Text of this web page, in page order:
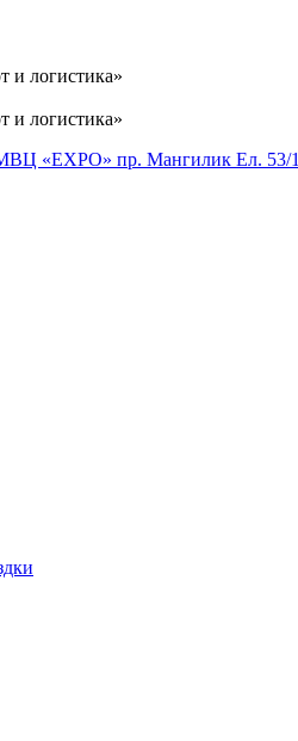
и логистика»
и логистика»
«EXPO» пр. Мангилик Ел. 53/1